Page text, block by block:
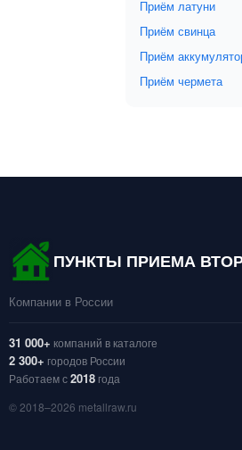
Приём латуни
Приём свинца
Приём
Приём чермета
ПУНКТЫ ПРИЕМА
Компании в России
31 000+ компаний в каталоге
2 300+ городов России
Работаем с2018 года
© 2018–2026 metallraw.ru